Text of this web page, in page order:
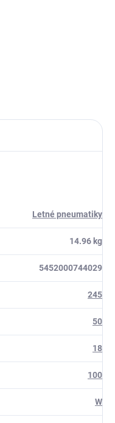
Letné pneumatiky
14.96 kg
5452000744029
245
50
18
100
W